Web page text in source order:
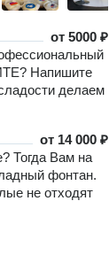
от5000 ₽
Напишите
делаем
от 14 000 ₽
Тогда Вам на
фонтан.
не отходят